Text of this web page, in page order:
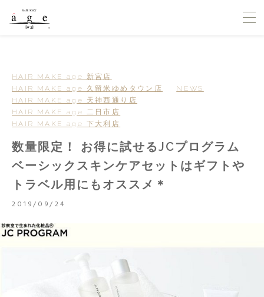
HAIR MAKE age 新宮店
HAIR MAKE age 久留米ゆめタウン店
NEWS
HAIR MAKE age 天神西通り店
HAIR MAKE age 二日市店
HAIR MAKE age 下大利店
数量限定！ お得に試せるJCプログラム
ベーシックスキンケアセットはギフトや
トラベル用にもオススメ＊
2019/09/24